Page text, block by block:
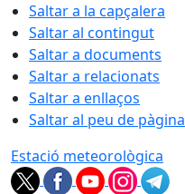
Saltar a la capçalera
Saltar al contingut
Saltar a documents
Saltar a relacionats
Saltar a enllaços
Saltar al peu de pàgina
Estació meteorològica